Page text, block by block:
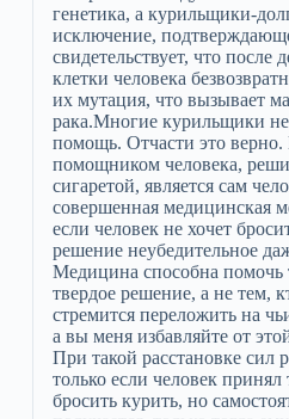
генетика, а курильщики-
исключение,
свидетельствует, что после
клетки человека
их мутация, что вызывает
рака.Многие курильщики
помощь. Отчасти это
помощником человека,
сигаретой, является сам
совершенная медицинская
если человек не хочет
решение неубедительное
Медицина способна помочь
твердое решение, а не тем,
стремится переложить на
а вы меня избавляйте от
При такой расстановке сил
только если человек
бросить курить, но